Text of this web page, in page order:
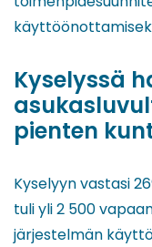
Kyselyssä
pienten
Kyselyyn vastasi
tuli yli 2 500
järjestelmän